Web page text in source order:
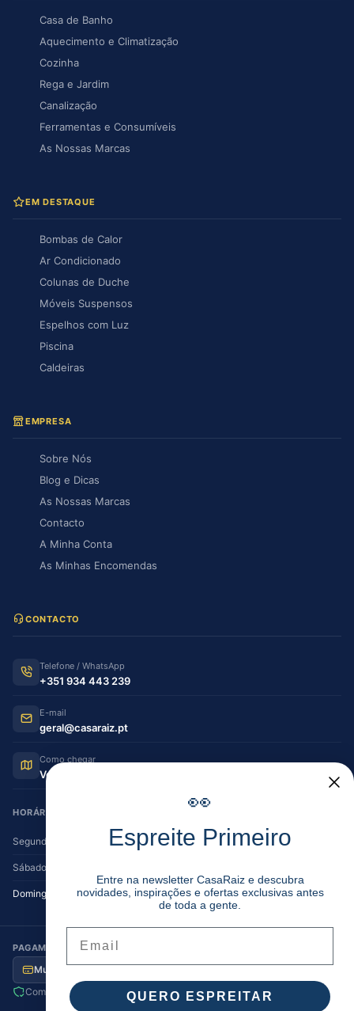
Casa de Banho
Aquecimento e Climatização
Cozinha
Rega e Jardim
Canalização
Ferramentas e Consumíveis
As Nossas Marcas
EM DESTAQUE
Bombas de Calor
Ar Condicionado
Colunas de Duche
Móveis Suspensos
Espelhos com Luz
Piscina
Caldeiras
EMPRESA
Sobre Nós
Blog e Dicas
As Nossas Marcas
Contacto
A Minha Conta
As Minhas Encomendas
CONTACTO
Telefone / WhatsApp
+351 934 443 239
E-mail
geral@casaraiz.pt
Como chegar
Ver no Google Maps
HORÁRIO DE FUNCIONAMENTO
Segunda — Sexta 08:30–12:30 | 14:00–19:30
Sábado
Domingo Encerrado
PAGAMENTO SEGURO
Multibanco
Compra segura
Envio para Portugal
👀
Espreite Primeiro
Entre na newsletter CasaRaiz e descubra
novidades, inspirações e ofertas exclusivas antes
de toda a gente.
QUERO ESPREITAR